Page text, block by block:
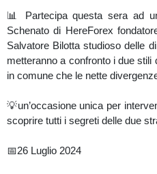
📊 Partecipa questa sera ad
Schenato di HereForex
Salvatore Bilotta studioso delle
metteranno a confronto i due
in comune che le nette
💡un’occasione unica per
scoprire tutti i segreti delle due
📅26 Luglio 2024